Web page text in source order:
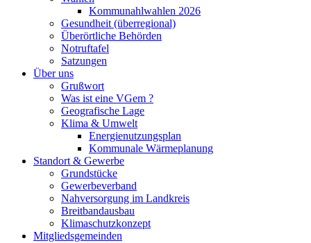
Kommunahlwahlen 2026
Gesundheit (überregional)
Überörtliche Behörden
Notruftafel
Satzungen
Über uns
Grußwort
Was ist eine VGem ?
Geografische Lage
Klima & Umwelt
Energienutzungsplan
Kommunale Wärmeplanung
Standort & Gewerbe
Grundstücke
Gewerbeverband
Nahversorgung im Landkreis
Breitbandausbau
Klimaschutzkonzept
Mitgliedsgemeinden